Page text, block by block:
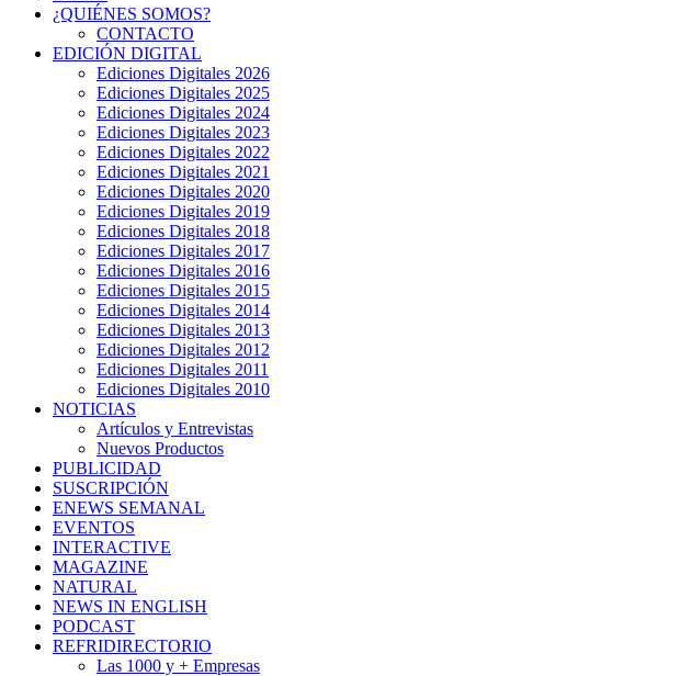
¿QUIÉNES SOMOS?
CONTACTO
EDICIÓN DIGITAL
Ediciones Digitales 2026
Ediciones Digitales 2025
Ediciones Digitales 2024
Ediciones Digitales 2023
Ediciones Digitales 2022
Ediciones Digitales 2021
Ediciones Digitales 2020
Ediciones Digitales 2019
Ediciones Digitales 2018
Ediciones Digitales 2017
Ediciones Digitales 2016
Ediciones Digitales 2015
Ediciones Digitales 2014
Ediciones Digitales 2013
Ediciones Digitales 2012
Ediciones Digitales 2011
Ediciones Digitales 2010
NOTICIAS
Artículos y Entrevistas
Nuevos Productos
PUBLICIDAD
SUSCRIPCIÓN
ENEWS SEMANAL
EVENTOS
INTERACTIVE
MAGAZINE
NATURAL
NEWS IN ENGLISH
PODCAST
REFRIDIRECTORIO
Las 1000 y + Empresas